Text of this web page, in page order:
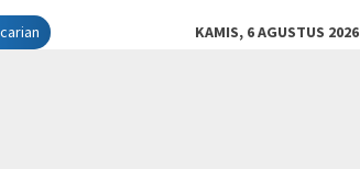
KAMIS, 6 AGUSTUS 2026